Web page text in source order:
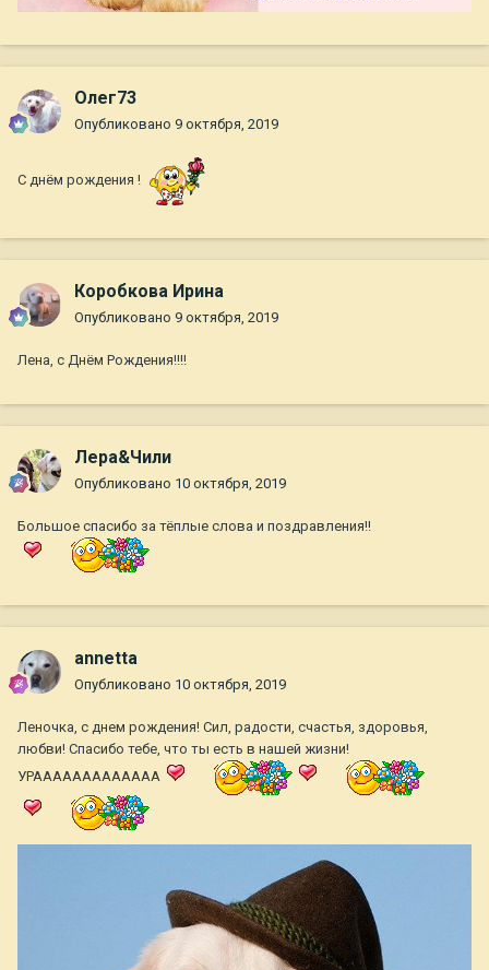
Олег73
Опубликовано 9 октября, 2019
С днём рождения !
Коробкова Ирина
Опубликовано 9 октября, 2019
Лена, с Днём Рождения!!!!
Лера&Чили
Опубликовано 10 октября, 2019
Большое спасибо за тёплые слова и поздравления!!
annetta
Опубликовано 10 октября, 2019
Леночка, с днем рождения! Сил, радости, счастья, здоровья,
любви! Спасибо тебе, что ты есть в нашей жизни!
УРААААААААААААА